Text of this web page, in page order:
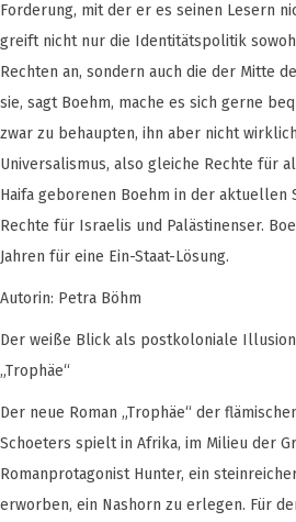
Forderung, mit der er es seinen Lesern
greift nicht nur die Identitätspolitik
Rechten an, sondern auch die der Mitte
sie, sagt Boehm, mache es sich gerne
zwar zu behaupten, ihn aber nicht
Universalismus, also gleiche Rechte für
Haifa geborenen Boehm in der aktuellen
Rechte für Israelis und Palästinenser.
Jahren für eine Ein-Staat-Lösung.
Autorin: Petra Böhm
Der weiße Blick als postkoloniale Illusion
„Trophäe“
Der neue Roman „Trophäe“ der
Schoeters spielt in Afrika, im Milieu der
Romanprotagonist Hunter, ein
erworben, ein Nashorn zu erlegen. Für